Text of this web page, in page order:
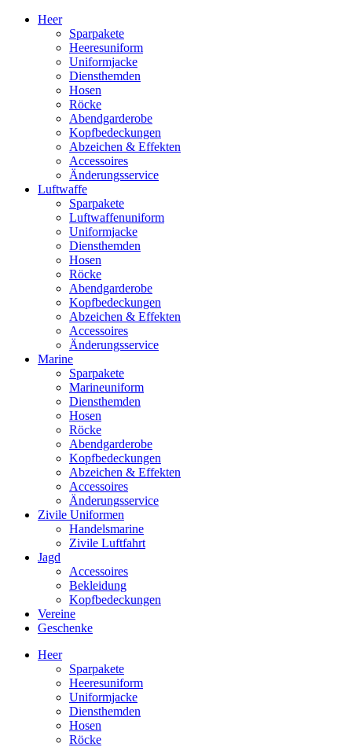
Heer
Sparpakete
Heeresuniform
Uniformjacke
Diensthemden
Hosen
Röcke
Abendgarderobe
Kopfbedeckungen
Abzeichen & Effekten
Accessoires
Änderungsservice
Luftwaffe
Sparpakete
Luftwaffenuniform
Uniformjacke
Diensthemden
Hosen
Röcke
Abendgarderobe
Kopfbedeckungen
Abzeichen & Effekten
Accessoires
Änderungsservice
Marine
Sparpakete
Marineuniform
Diensthemden
Hosen
Röcke
Abendgarderobe
Kopfbedeckungen
Abzeichen & Effekten
Accessoires
Änderungsservice
Zivile Uniformen
Handelsmarine
Zivile Luftfahrt
Jagd
Accessoires
Bekleidung
Kopfbedeckungen
Vereine
Geschenke
Heer
Sparpakete
Heeresuniform
Uniformjacke
Diensthemden
Hosen
Röcke